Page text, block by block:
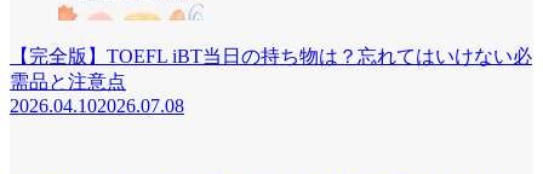
【完全版】TOEFL iBT当日の持ち物は？忘れてはいけない必
需品と注意点
2026.04.102026.07.08